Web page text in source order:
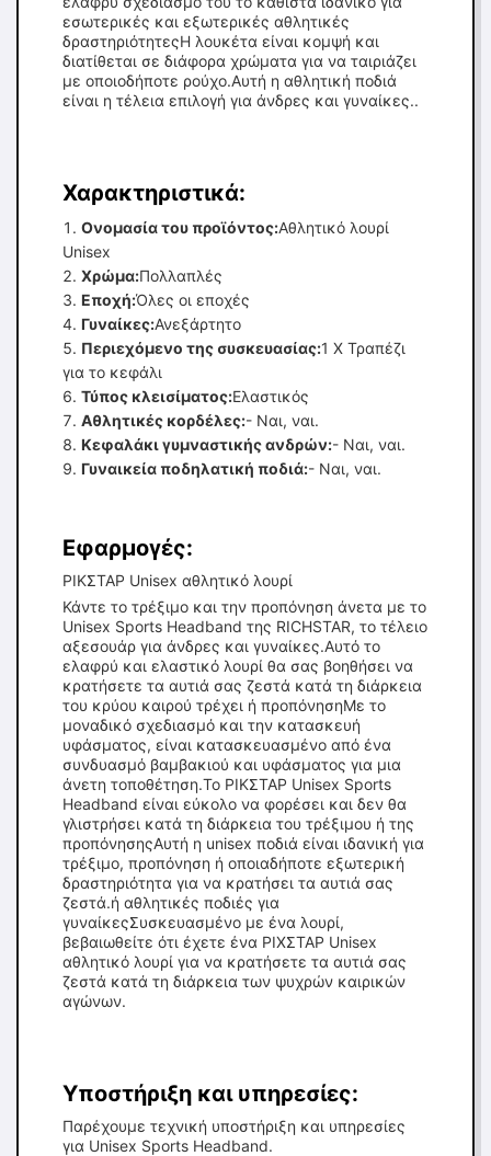
εσωτερικές και εξωτερικές αθλητικές
δραστηριότητεςΗ λουκέτα είναι κομψή και
διατίθεται σε διάφορα χρώματα για να ταιριάζει
με οποιοδήποτε ρούχο.Αυτή η αθλητική ποδιά
είναι η τέλεια επιλογή για άνδρες και γυναίκες..
Χαρακτηριστικά:
Ονομασία του προϊόντος:Αθλητικό λουρί
Unisex
Χρώμα:Πολλαπλές
Εποχή:Όλες οι εποχές
Γυναίκες:Ανεξάρτητο
Περιεχόμενο της συσκευασίας:1 X Τραπέζι
για το κεφάλι
Τύπος κλεισίματος:Ελαστικός
Αθλητικές κορδέλες:- Ναι, ναι.
Κεφαλάκι γυμναστικής ανδρών:- Ναι, ναι.
Γυναικεία ποδηλατική ποδιά:- Ναι, ναι.
Εφαρμογές:
ΡΙΚΣΤΑΡ Unisex αθλητικό λουρί
Κάντε το τρέξιμο και την προπόνηση άνετα με το
Unisex Sports Headband της RICHSTAR, το τέλειο
αξεσουάρ για άνδρες και γυναίκες.Αυτό το
ελαφρύ και ελαστικό λουρί θα σας βοηθήσει να
κρατήσετε τα αυτιά σας ζεστά κατά τη διάρκεια
του κρύου καιρού τρέχει ή προπόνησηΜε το
μοναδικό σχεδιασμό και την κατασκευή
υφάσματος, είναι κατασκευασμένο από ένα
συνδυασμό βαμβακιού και υφάσματος για μια
άνετη τοποθέτηση.Το ΡΙΚΣΤΑΡ Unisex Sports
Headband είναι εύκολο να φορέσει και δεν θα
γλιστρήσει κατά τη διάρκεια του τρέξιμου ή της
προπόνησηςΑυτή η unisex ποδιά είναι ιδανική για
τρέξιμο, προπόνηση ή οποιαδήποτε εξωτερική
δραστηριότητα για να κρατήσει τα αυτιά σας
ζεστά.ή αθλητικές ποδιές για
γυναίκεςΣυσκευασμένο με ένα λουρί,
βεβαιωθείτε ότι έχετε ένα ΡΙΧΣΤΑΡ Unisex
αθλητικό λουρί για να κρατήσετε τα αυτιά σας
ζεστά κατά τη διάρκεια των ψυχρών καιρικών
αγώνων.
Υποστήριξη και υπηρεσίες:
Παρέχουμε τεχνική υποστήριξη και υπηρεσίες
για Unisex Sports Headband.